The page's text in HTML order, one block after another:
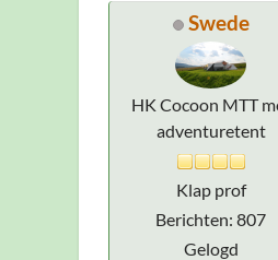
Swede
HK Cocoon MTT
adventuretent
Klap prof
Berichten: 807
Gelogd